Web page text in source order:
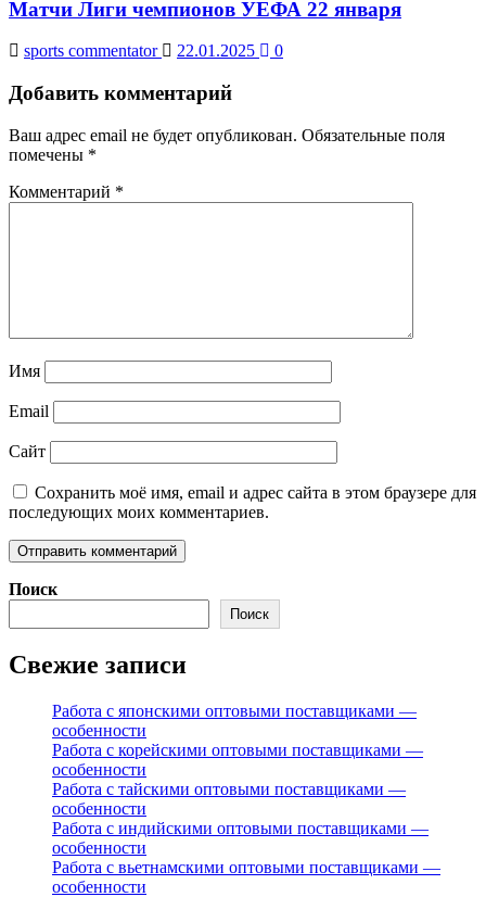
Матчи Лиги чемпионов УЕФА 22 января
sports commentator 22.01.2025 0
Добавить комментарий
Ваш адрес email не будет опубликован. Обязательные поля
помечены *
Комментарий *
Имя
Email
Сайт
Сохранить моё имя, email и адрес сайта в этом браузере для
последующих моих комментариев.
Поиск
Поиск
Свежие записи
Работа с японскими оптовыми поставщиками —
особенности
Работа с корейскими оптовыми поставщиками —
особенности
Работа с тайскими оптовыми поставщиками —
особенности
Работа с индийскими оптовыми поставщиками —
особенности
Работа с вьетнамскими оптовыми поставщиками —
особенности